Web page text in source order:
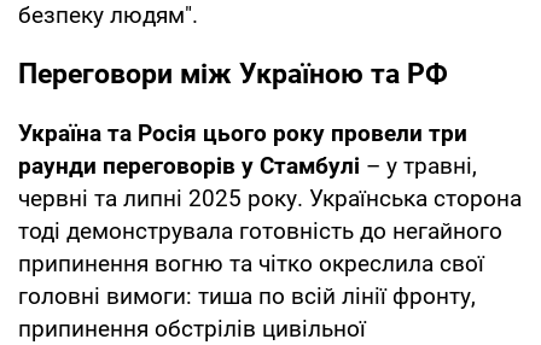
безпеку людям".
Переговори між Україною та РФ
Україна та Росія цього року провели три
раунди переговорів у Стамбулі – у травні,
червні та липні 2025 року. Українська сторона
тоді демонструвала готовність до негайного
припинення вогню та чітко окреслила свої
головні вимоги: тиша по всій лінії фронту,
припинення обстрілів цивільної